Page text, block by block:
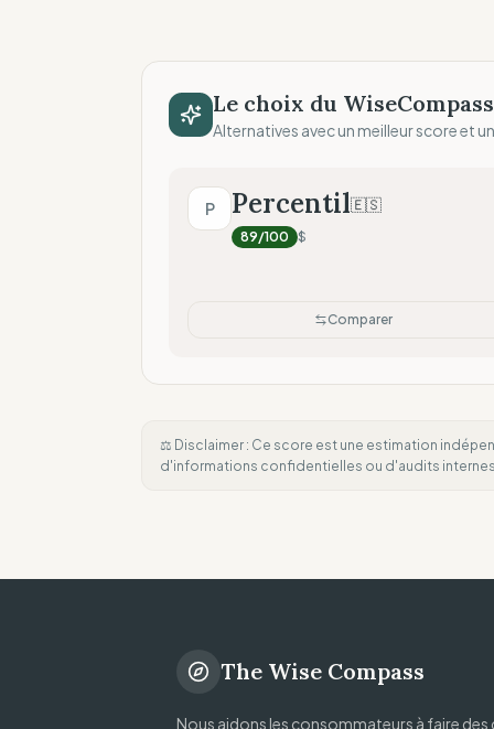
Le choix du WiseCompass
Alternatives avec un meilleur score et
P Percentil🇪🇸
89/100 $
Comparer
⚖️ Disclaimer : Ce score est une estimation
d'informations confidentielles ou d'audits
The Wise Compass
Nous aidons les consommateurs à faire des